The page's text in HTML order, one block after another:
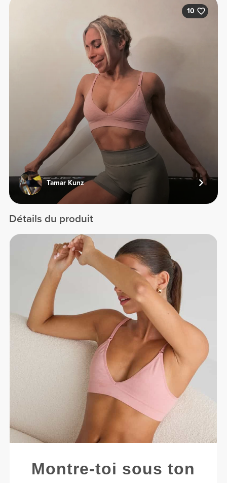
10
Tamar Kunz
Détails du produit
Montre-toi sous ton